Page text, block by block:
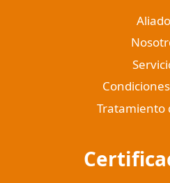
Tratamiento